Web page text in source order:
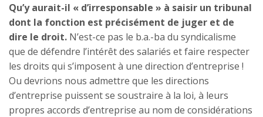
Qu’y aurait-il « d’irresponsable » à saisir un tribunal
dont la fonction est précisément de juger et de
dire le droit. N’est-ce pas le b.a.-ba du syndicalisme
que de défendre l’intérêt des salariés et faire respecter
les droits qui s’imposent à une direction d’entreprise !
Ou devrions nous admettre que les directions
d’entreprise puissent se soustraire à la loi, à leurs
propres accords d’entreprise au nom de considérations